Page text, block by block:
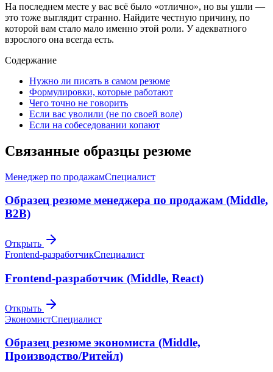
На последнем месте у вас всё было «отлично», но вы ушли —
это тоже выглядит странно. Найдите честную причину, по
которой вам стало мало именно этой роли. У адекватного
взрослого она всегда есть.
Содержание
Нужно ли писать в самом резюме
Формулировки, которые работают
Чего точно не говорить
Если вас уволили (не по своей воле)
Если на собеседовании копают
Связанные образцы резюме
Менеджер по продажамСпециалист
Образец резюме менеджера по продажам (Middle,
B2B)
Открыть
Frontend-разработчикСпециалист
Frontend-разработчик (Middle, React)
Открыть
ЭкономистСпециалист
Образец резюме экономиста (Middle,
Производство/Ритейл)